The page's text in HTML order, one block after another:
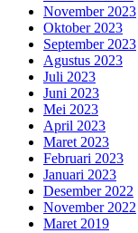
November 2023
Oktober 2023
September 2023
Agustus 2023
Juli 2023
Juni 2023
Mei 2023
April 2023
Maret 2023
Februari 2023
Januari 2023
Desember 2022
November 2022
Maret 2019